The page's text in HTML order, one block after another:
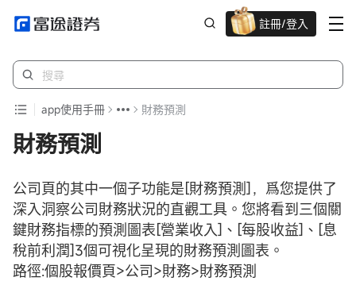
註冊/登入
迎新驚喜賞 股票/BTC等任你揀!
app使用手冊 財務預測
財務預測
公司頁的其中一個子功能是[財務預測]，爲您提供了
深入洞察公司財務狀況的直觀工具。您將看到三個關
鍵財務指標的預測圖表[營業收入]、[每股收益]、[息
稅前利潤]3個可視化呈現的財務預測圖表。
路徑:個股報價頁>公司>財務>財務預測